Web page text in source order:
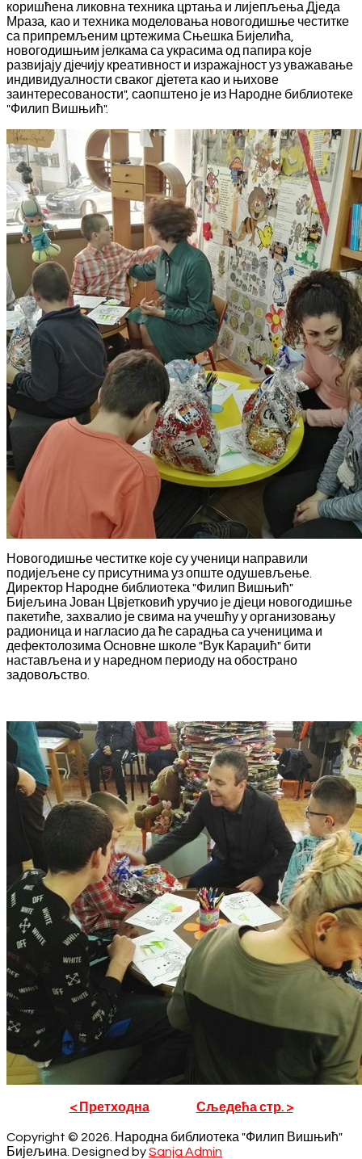
коришћена ликовна техника цртања и лијепљења Дједа
Мраза, као и техника моделовања новогодишње честитке
са припремљеним цртежима Сњешка Бијелића,
новогодишњим јелкама са украсима од папира које
развијају дјечију креативност и изражајност уз уважавање
индивидуалности сваког дјетета као и њихове
заинтересованости", саопштено је из Народне библиотеке
"Филип Вишњић".
Новогодишње честитке које су ученици направили
подијељене су присутнима уз опште одушевљење.
Директор Народне библиотека "Филип Вишњић"
Бијељина Јован Цвјетковић уручио је дјеци новогодишње
пакетиће, захвалио је свима на учешћу у организовању
радионица и нагласио да ће сарадња са ученицима и
дефектолозима Основне школе "Вук Караџић" бити
настављена и у наредном периоду на обострано
задовољство.
< Претходна Сљедећа стр. >
Copyright © 2026. Народна библиотека "Филип Вишњић"
Бијељина. Designed bySanja Admin